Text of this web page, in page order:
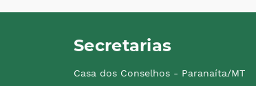
Secretarias
Casa dos Conselhos - Paranaíta/MT